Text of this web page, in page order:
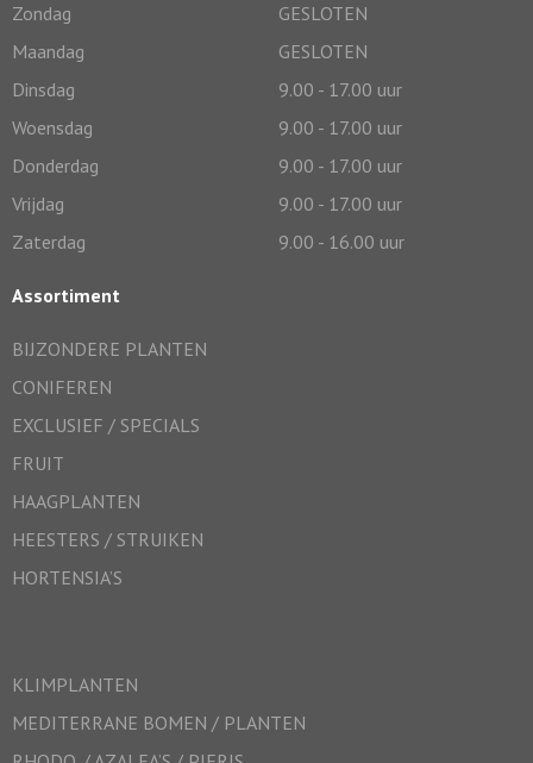
Zondag
GESLOTEN
Maandag
GESLOTEN
Dinsdag
9.00 - 17.00 uur
Woensdag
9.00 - 17.00 uur
Donderdag
9.00 - 17.00 uur
Vrijdag
9.00 - 17.00 uur
Zaterdag
9.00 - 16.00 uur
Assortiment
BIJZONDERE PLANTEN
CONIFEREN
EXCLUSIEF / SPECIALS
FRUIT
HAAGPLANTEN
HEESTERS / STRUIKEN
HORTENSIA’S
KLIMPLANTEN
MEDITERRANE BOMEN / PLANTEN